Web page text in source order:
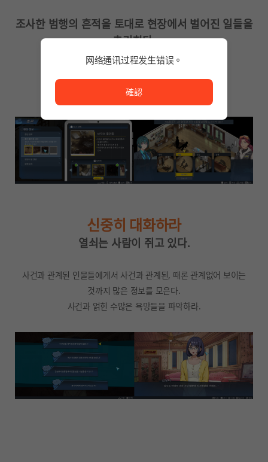
조사한 범행의 흔적을 토대로 현장에서 벌어진 일들을
추리한다.
추리를 연결하면 현장에서 어떻게 범행이
신중히 대화하라
열쇠는 사람이 쥐고 있다.
사건과 관계된 인물들에게서 사건과 관계된, 때론 관계없어 보이는
것까지 많은 정보를 모은다.
사건과 얽힌 수많은 욕망들을 파악하라.
网络通讯过程发生错误。
確認